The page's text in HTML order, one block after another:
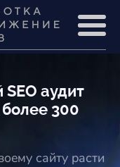
аудит
300
сайту расти